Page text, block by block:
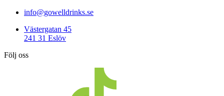
info@gowelldrinks.se
Västergatan 45
241 31 Eslöv
Följ oss